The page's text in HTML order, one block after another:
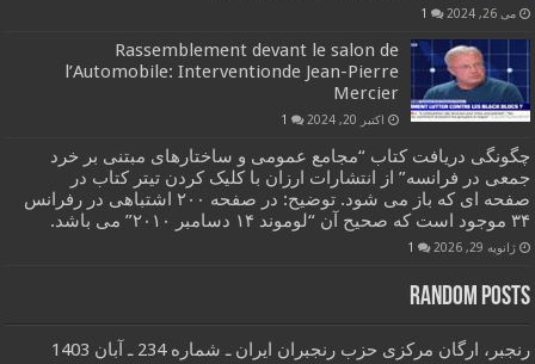
می 26, 2024 1
Rassemblement devant le salon de
l’Automobile: Interventionde Jean-Pierre
Mercier
اکتبر 20, 2024 1
چگونگی دریافت کتاب “مجامع عمومی و ساختارهای مبتنی بر خرد
جمعی در فرانسه” از انتشارات ارزان با کلیک کردن تیتر کتاب در
صفحه ای که باز می شود. توضیح: در صفحه ۲۰۰ اشتباهی در رفرانس
۳۴ موجود است که صحیح آن “لوموند ۱۴ دسامبر ۲۰۱۰” می باشد.
ژانویه 29, 2026 1
Random Posts
رنجبر، ارگان مرکزی حزب رنجبران ایران ـ شماره 234 ـ آبان 1403